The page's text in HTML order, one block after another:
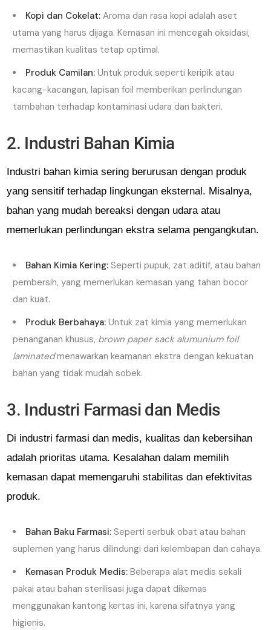
Kopi dan Cokelat: Aroma dan rasa kopi adalah aset
utama yang harus dijaga. Kemasan ini mencegah oksidasi,
memastikan kualitas tetap optimal.
Produk Camilan: Untuk produk seperti keripik atau
kacang-kacangan, lapisan foil memberikan perlindungan
tambahan terhadap kontaminasi udara dan bakteri.
2. Industri Bahan Kimia
Industri bahan kimia sering berurusan dengan produk
yang sensitif terhadap lingkungan eksternal. Misalnya,
bahan yang mudah bereaksi dengan udara atau
memerlukan perlindungan ekstra selama pengangkutan.
Bahan Kimia Kering: Seperti pupuk, zat aditif, atau bahan
pembersih, yang memerlukan kemasan yang tahan bocor
dan kuat.
Produk Berbahaya: Untuk zat kimia yang memerlukan
penanganan khusus, brown paper sack alumunium foil
laminatedmenawarkan keamanan ekstra dengan kekuatan
bahan yang tidak mudah sobek.
3. Industri Farmasi dan Medis
Di industri farmasi dan medis, kualitas dan kebersihan
adalah prioritas utama. Kesalahan dalam memilih
kemasan dapat memengaruhi stabilitas dan efektivitas
produk.
Bahan Baku Farmasi: Seperti serbuk obat atau bahan
suplemen yang harus dilindungi dari kelembapan dan cahaya.
Kemasan Produk Medis: Beberapa alat medis sekali
pakai atau bahan sterilisasi juga dapat dikemas
menggunakan kantong kertas ini, karena sifatnya yang
higienis.